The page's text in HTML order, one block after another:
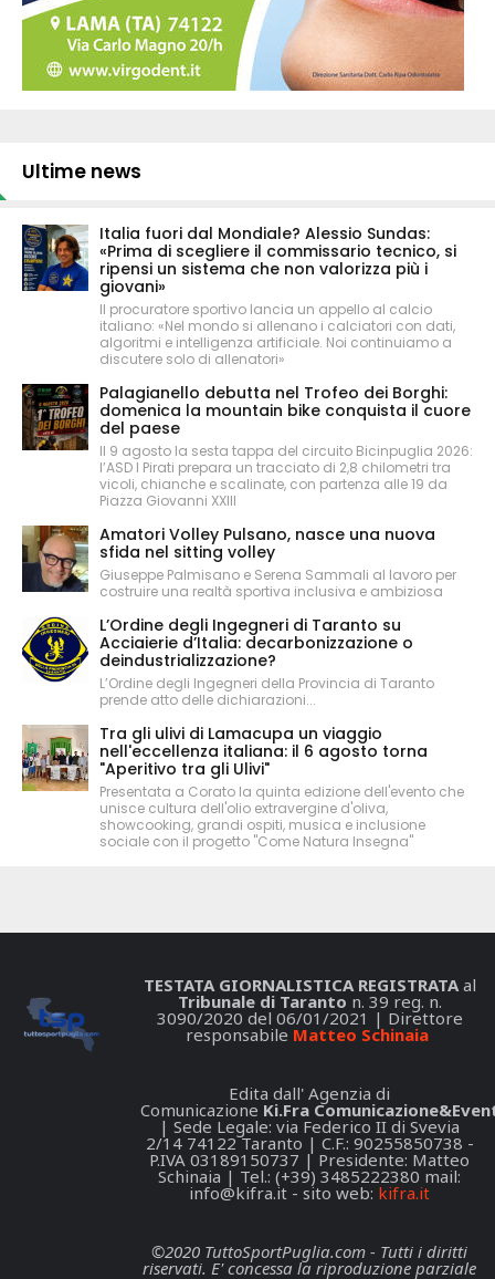
Ultime news
Italia fuori dal Mondiale? Alessio Sundas:
«Prima di scegliere il commissario tecnico, si
ripensi un sistema che non valorizza più i
giovani»
Il procuratore sportivo lancia un appello al calcio
italiano: «Nel mondo si allenano i calciatori con dati,
algoritmi e intelligenza artificiale. Noi continuiamo a
discutere solo di allenatori»
Palagianello debutta nel Trofeo dei Borghi:
domenica la mountain bike conquista il cuore
del paese
Il 9 agosto la sesta tappa del circuito Bicinpuglia 2026:
l’ASD I Pirati prepara un tracciato di 2,8 chilometri tra
vicoli, chianche e scalinate, con partenza alle 19 da
Piazza Giovanni XXIII
Amatori Volley Pulsano, nasce una nuova
sfida nel sitting volley
Giuseppe Palmisano e Serena Sammali al lavoro per
costruire una realtà sportiva inclusiva e ambiziosa
L’Ordine degli Ingegneri di Taranto su
Acciaierie d’Italia: decarbonizzazione o
deindustrializzazione?
L’Ordine degli Ingegneri della Provincia di Taranto
prende atto delle dichiarazioni...
Tra gli ulivi di Lamacupa un viaggio
nell'eccellenza italiana: il 6 agosto torna
"Aperitivo tra gli Ulivi"
Presentata a Corato la quinta edizione dell'evento che
unisce cultura dell'olio extravergine d'oliva,
showcooking, grandi ospiti, musica e inclusione
sociale con il progetto "Come Natura Insegna"
TESTATA GIORNALISTICA REGISTRATAal
Tribunale di Taranto n. 39 reg. n.
3090/2020 del 06/01/2021 | Direttore
responsabile Matteo Schinaia
Edita dall' Agenzia di
Comunicazione Ki.Fra
| Sede Legale: via Federico II di Svevia
2/14 74122 Taranto | C.F.: 90255850738 -
P.IVA 03189150737 | Presidente: Matteo
Schinaia | Tel.: (+39) 3485222380 mail:
info@kifra.it - sito web: kifra.it
©2020 TuttoSportPuglia.com - Tutti i diritti
riservati. E' concessa la riproduzione parziale